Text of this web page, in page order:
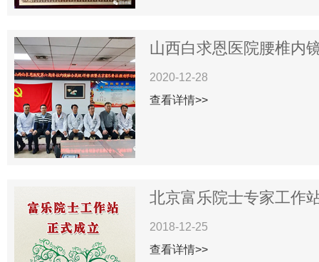
山西白求恩医院腰椎内
2020-12-28
查看详情>>
北京富乐院士专家工作
2018-12-25
查看详情>>